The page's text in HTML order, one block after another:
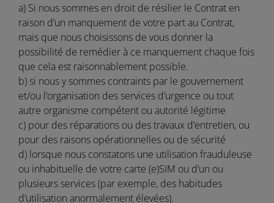
a) Si nous sommes en droit de résilier le Contrat en
raison d’un manquement de votre part au Contrat,
mais que nous choisissons de vous donner la
possibilité de remédier à ce manquement chaque fois
que cela est raisonnablement possible.
b) si nous y sommes contraints par le gouvernement
et/ou l’organisation des services d’urgence ou tout
autre organisme compétent ou autorité légitime
c) pour des réparations ou des travaux d’entretien, ou
pour des raisons opérationnelles ou de sécurité
d) lorsque nous constatons une utilisation frauduleuse
ou inhabituelle de votre carte (e)SIM ou d’un ou
plusieurs services (par exemple, des habitudes
d’utilisation anormalement élevées).